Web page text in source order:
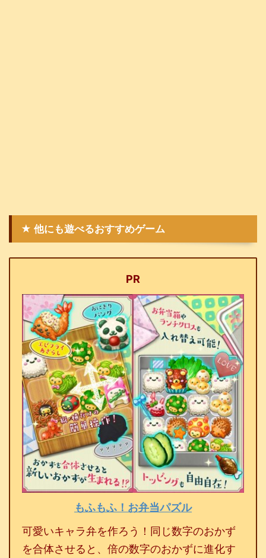
★ 他にも遊べるおすすめゲーム
PR
もふもふ！お弁当パズル
可愛いキャラ弁を作ろう！同じ数字のおかず
を合体させると、倍の数字のおかずに進化す